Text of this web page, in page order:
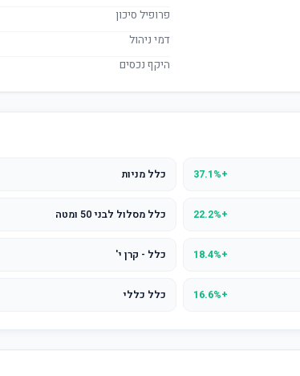
פרופיל סיכון
דמי ניהול
היקף נכסים
+37.1% כלל מניות
+22.2% כלל מסלול לבני 50 ומטה
+18.4% כלל - קרן י'
+16.6% כלל כללי